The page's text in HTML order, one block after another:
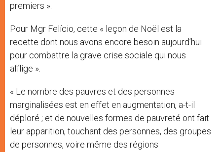
premiers ».
Pour Mgr Felício, cette « leçon de Noël est la
recette dont nous avons encore besoin aujourd’hui
pour combattre la grave crise sociale qui nous
afflige ».
« Le nombre des pauvres et des personnes
marginalisées est en effet en augmentation, a-t-il
déploré ; et de nouvelles formes de pauvreté ont fait
leur apparition, touchant des personnes, des groupes
de personnes, voire même des régions